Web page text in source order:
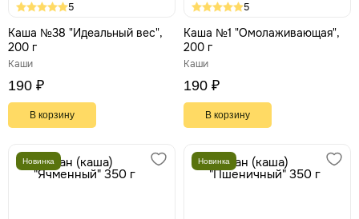
5
Каша №38 "Идеальный вес",
200 г
Каши
190 ₽
В корзину
5
Каша №1 "Омолаживающая",
200 г
Каши
190 ₽
В корзину
Новинка Новинка